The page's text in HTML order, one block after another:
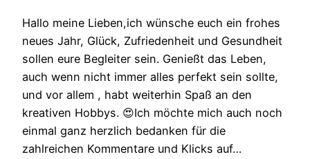
Hallo meine Lieben,ich wünsche euch ein frohes
neues Jahr, Glück, Zufriedenheit und Gesundheit
sollen eure Begleiter sein. Genießt das Leben,
auch wenn nicht immer alles perfekt sein sollte,
und vor allem , habt weiterhin Spaß an den
kreativen Hobbys. 😍Ich möchte mich auch noch
einmal ganz herzlich bedanken für die
zahlreichen Kommentare und Klicks auf…